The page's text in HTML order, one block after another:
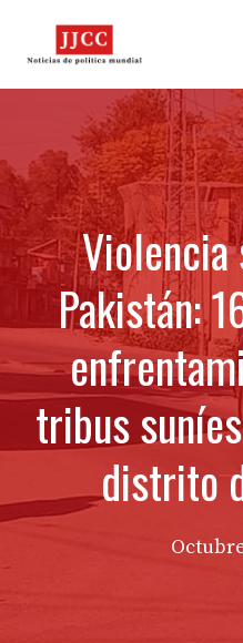
Pakistán:
tribus
distrito